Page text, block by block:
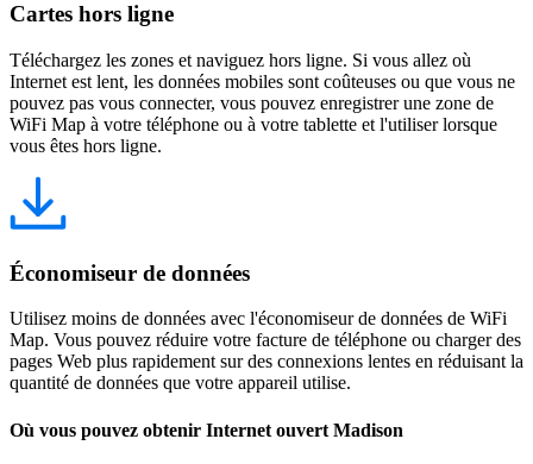
Cartes hors ligne
Téléchargez les zones et naviguez hors ligne. Si vous allez où
Internet est lent, les données mobiles sont coûteuses ou que vous ne
pouvez pas vous connecter, vous pouvez enregistrer une zone de
WiFi Map à votre téléphone ou à votre tablette et l'utiliser lorsque
vous êtes hors ligne.
Économiseur de données
Utilisez moins de données avec l'économiseur de données de WiFi
Map. Vous pouvez réduire votre facture de téléphone ou charger des
pages Web plus rapidement sur des connexions lentes en réduisant la
quantité de données que votre appareil utilise.
Où vous pouvez obtenir Internet ouvert Madison